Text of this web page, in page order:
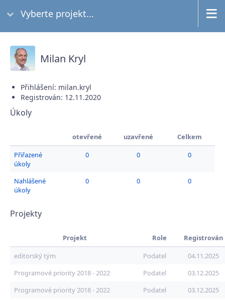
Vyberte projekt...
Milan Kryl
Přihlášení: milan.kryl
Registrován: 12.11.2020
Úkoly
otevřené uzavřené
Celkem
Přiřazené
úkoly
0 0 0
Nahlášené
úkoly
0 0 0
Projekty
Projekt Role
Registrován
editorský tým
Podatel
04.11.2025
Programové priority 2018 - 2022
Podatel
03.12.2025
Programové priority 2018 - 2022
Podatel
03.12.2025